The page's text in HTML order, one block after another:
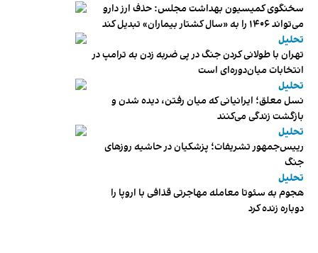
سخنگوی کمیسیون بهداشت مجلس: حذف ارز دارو
می‌تواند ۱۴۰۶ را به «سال کشتار بیماران» تبدیل کند
تحلیل
تهران با طولانی کردن جنگ در پی ضربه زدن به ترامپ در
انتخابات میان‌دوره‌ای است
تحلیل
نسل معلق؛ ایرانیانی که میان رفتن، دیده شدن و
بازگشت زندگی می‌کنند
تحلیل
رییس‌جمهور تشریفات؛ پزشکیان در حاشیه روزهای
جنگ
تحلیل
هجوم به سئوتا معامله مهاجرتی قذافی با اروپا را
دوباره زنده کرد